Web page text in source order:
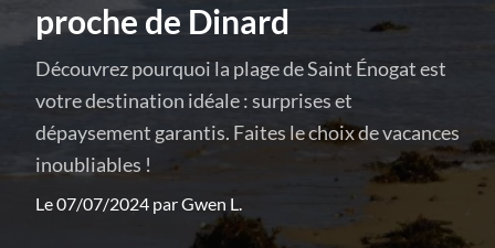
proche de Dinard
Découvrez pourquoi la plage de Saint Énogat est
votre destination idéale : surprises et
dépaysement garantis. Faites le choix de vacances
inoubliables !
Le 07/07/2024 parGwen L.